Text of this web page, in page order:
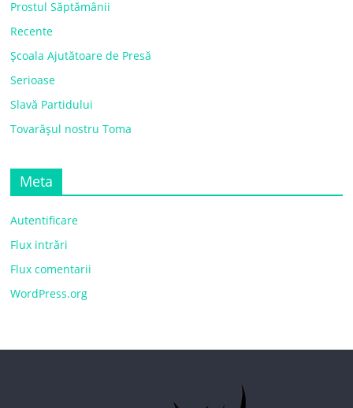
Prostul Săptămânii
Recente
Școala Ajutătoare de Presă
Serioase
Slavă Partidului
Tovarășul nostru Toma
Meta
Autentificare
Flux intrări
Flux comentarii
WordPress.org